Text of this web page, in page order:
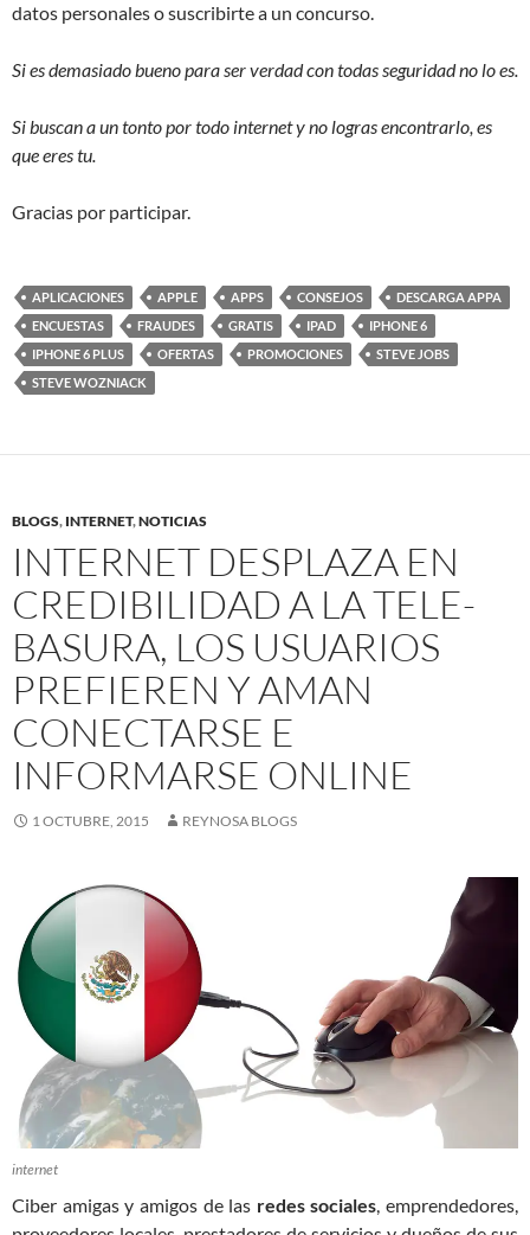
datos personales o suscribirte a un concurso.
Si es demasiado bueno para ser verdad con todas seguridad no lo es.
Si buscan a un tonto por todo internet y no logras encontrarlo, es
que eres tu.
Gracias por participar.
APLICACIONES APPLE APPS CONSEJOS
DESCARGA APPA
ENCUESTAS
FRAUDES GRATIS IPAD
IPHONE 6
IPHONE 6 PLUS
OFERTAS PROMOCIONES
STEVE JOBS
STEVE WOZNIACK
BLOGS, INTERNET,NOTICIAS
INTERNET DESPLAZA EN
CREDIBILIDAD A LA TELE-
BASURA, LOS USUARIOS
PREFIEREN Y AMAN
CONECTARSE E
INFORMARSE ONLINE
1 OCTUBRE, 2015 REYNOSA BLOGS
internet
Ciber amigas y amigos de las redes sociales, emprendedores,